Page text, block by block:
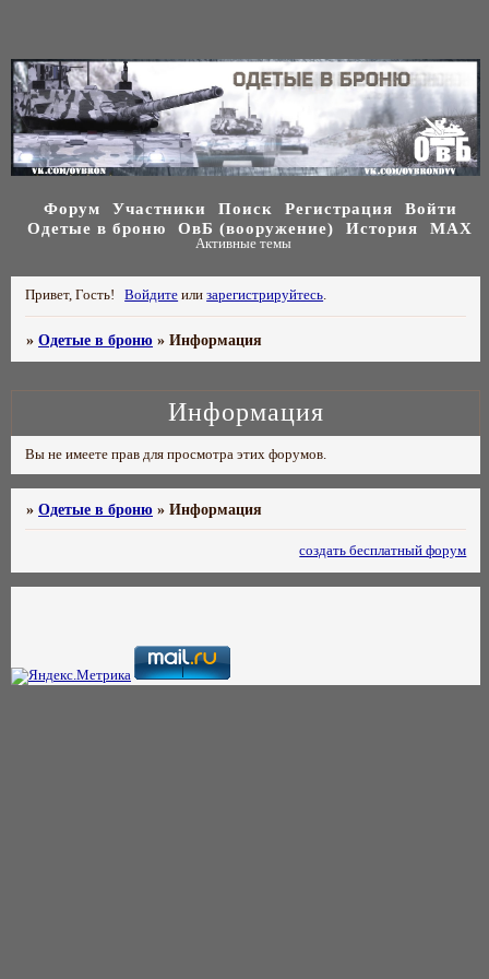
Форум Участники Поиск Регистрация
Войти
Одетые в броню
ОвБ (вооружение) История МАХ
Активные темы
Привет, Гость! Войдите илизарегистрируйтесь.
»Одетые в броню »Информация
Информация
Вы не имеете прав для просмотра этих форумов.
»Одетые в броню »Информация
создать бесплатный форум